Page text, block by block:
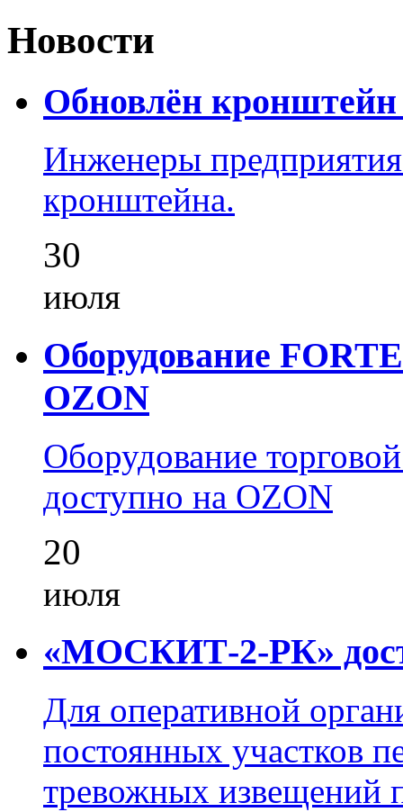
Новости
Обновлён
Инженеры
кронштейна.
30
июля
Оборудование
OZON
Оборудование
доступно на OZON
20
июля
«МОСКИТ-2-РК»
Для оперативной
постоянных участков
тревожных извещений